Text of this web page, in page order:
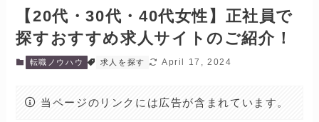
【20代・30代・40代女性】正社員で
探すおすすめ求人サイトのご紹介！
転職ノウハウ 求人を探す April 17, 2024
当ページのリンクには広告が含まれています。